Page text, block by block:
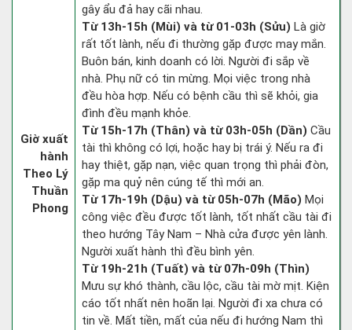
Giờ xuất
hành
Theo Lý
Thuần
Phong
gây ẩu đả hay cãi nhau.
Từ 13h-15h (Mùi) và từ 01-03h (Sửu) Là giờ
rất tốt lành, nếu đi thường gặp được may mắn.
Buôn bán, kinh doanh có lời. Người đi sắp về
nhà. Phụ nữ có tin mừng. Mọi việc trong nhà
đều hòa hợp. Nếu có bệnh cầu thì sẽ khỏi, gia
đình đều mạnh khỏe.
Từ 15h-17h (Thân) và từ 03h-05h (Dần) Cầu
tài thì không có lợi, hoặc hay bị trái ý. Nếu ra đi
hay thiệt, gặp nạn, việc quan trọng thì phải đòn,
gặp ma quỷ nên cúng tế thì mới an.
Từ 17h-19h (Dậu) và từ 05h-07h (Mão) Mọi
công việc đều được tốt lành, tốt nhất cầu tài đi
theo hướng Tây Nam – Nhà cửa được yên lành.
Người xuất hành thì đều bình yên.
Từ 19h-21h (Tuất) và từ 07h-09h (Thìn)
Mưu sự khó thành, cầu lộc, cầu tài mờ mịt. Kiện
cáo tốt nhất nên hoãn lại. Người đi xa chưa có
tin về. Mất tiền, mất của nếu đi hướng Nam thì